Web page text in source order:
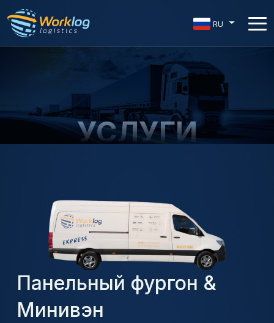
RU
УСЛУГИ
Панельный фургон &
Минивэн